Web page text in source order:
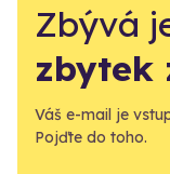
Zbývá
zbytek
Váš e-mail je
Pojďte do toho.